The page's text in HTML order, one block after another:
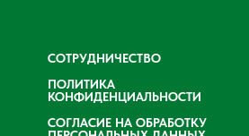
СОТРУДНИЧЕСТВО
ПОЛИТИКА
КОНФИДЕНЦИАЛЬНОСТИ
СОГЛАСИЕ НА ОБРАБОТКУ